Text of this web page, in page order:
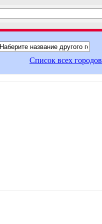
Список всех городов